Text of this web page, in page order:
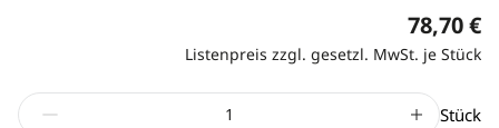
78,70 €
Listenpreis zzgl. gesetzl. MwSt. je Stück
Stück